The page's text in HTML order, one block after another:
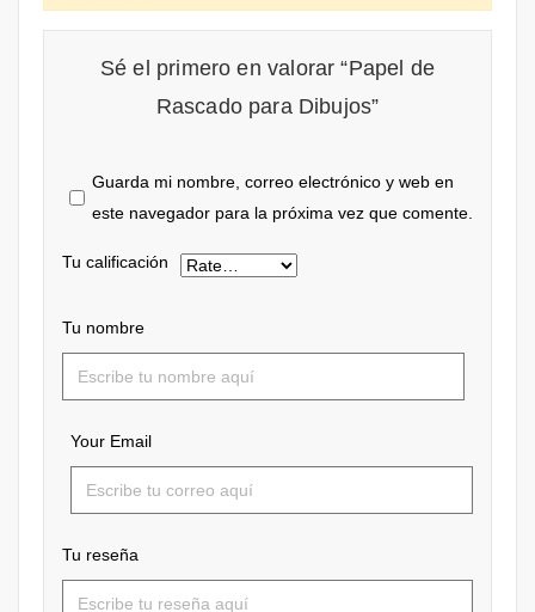
Sé el primero en valorar “Papel de
Rascado para Dibujos”
Tu nombre
Your Email
Guarda mi nombre, correo electrónico y web en
este navegador para la próxima vez que comente.
Tu calificación
Tu reseña